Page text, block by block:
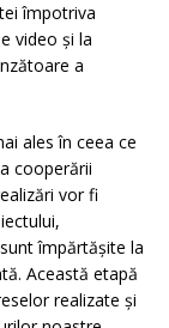
împotriva
video și la
a
ales în ceea ce
cooperării
vor fi
împărtășite la
Această etapă
realizate și